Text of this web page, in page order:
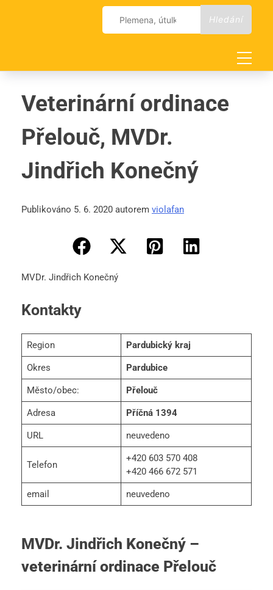
Vyhledávání
Veterinární ordinace
Přelouč, MVDr.
Jindřich Konečný
Publikováno 5. 6. 2020 autorem violafan
MVDr. Jindřich Konečný
Kontakty
Region Pardubický kraj
Okres Pardubice
Město/obec: Přelouč
Adresa Příčná 1394
URL neuvedeno
Telefon
+420 603 570 408
+420 466 672 571
email neuvedeno
MVDr. Jindřich Konečný –
veterinární ordinace Přelouč